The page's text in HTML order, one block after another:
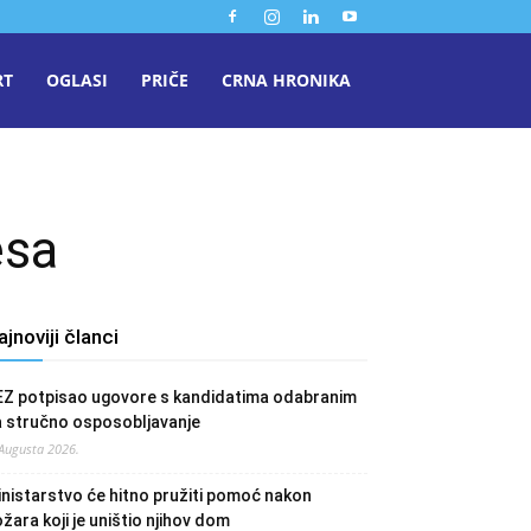
OGLASI PRIČE CRNA HRONIKA
članci
potpisao ugovore s kandidatima odabranim
stručno osposobljavanje
2026.
će hitno pružiti pomoć nakon
koji je uništio njihov dom